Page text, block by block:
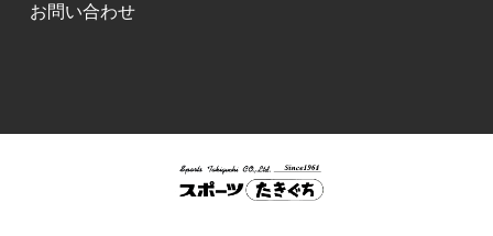
お問い合わせ